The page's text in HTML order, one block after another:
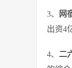
3、 网
出资4
4、 二